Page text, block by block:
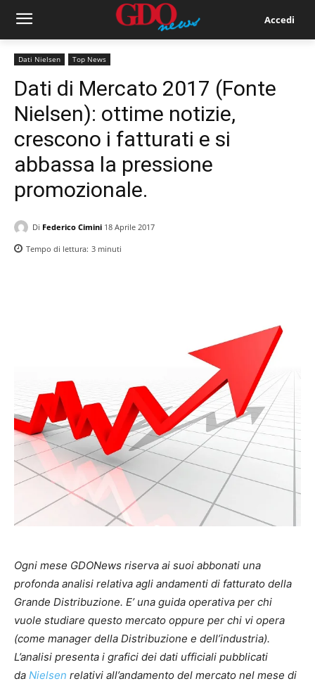
Accedi
Dati Nielsen Top News
Dati di Mercato 2017 (Fonte
Nielsen): ottime notizie,
crescono i fatturati e si
abbassa la pressione
promozionale.
Di Federico Cimini 18 Aprile 2017
Tempo di lettura: 3 minuti
Ogni mese GDONews riserva ai suoi abbonati una
profonda analisi relativa agli andamenti di fatturato della
Grande Distribuzione. E’ una guida operativa per chi
vuole studiare questo mercato oppure per chi vi opera
(come manager della Distribuzione e dell’industria).
L’analisi presenta i grafici dei dati ufficiali pubblicati
da Nielsen relativi all’andamento del mercato nel mese di